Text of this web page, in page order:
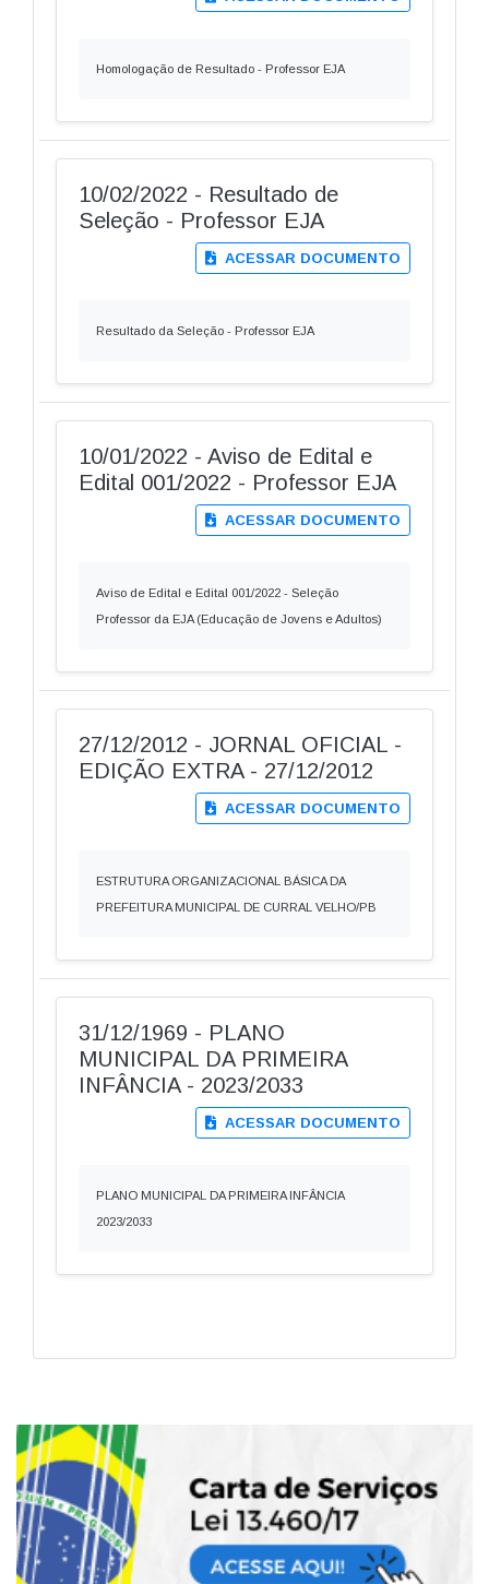
Homologação de Resultado - Professor EJA
10/02/2022 - Resultado de
Seleção - Professor EJA
ACESSAR DOCUMENTO
Resultado da Seleção - Professor EJA
10/01/2022 - Aviso de Edital e
Edital 001/2022 - Professor EJA
ACESSAR DOCUMENTO
Aviso de Edital e Edital 001/2022 - Seleção
Professor da EJA (Educação de Jovens e Adultos)
27/12/2012 - JORNAL OFICIAL -
EDIÇÃO EXTRA - 27/12/2012
ACESSAR DOCUMENTO
ESTRUTURA ORGANIZACIONAL BÁSICA DA
PREFEITURA MUNICIPAL DE CURRAL VELHO/PB
31/12/1969 - PLANO
MUNICIPAL DA PRIMEIRA
INFÂNCIA - 2023/2033
ACESSAR DOCUMENTO
PLANO MUNICIPAL DA PRIMEIRA INFÂNCIA
2023/2033